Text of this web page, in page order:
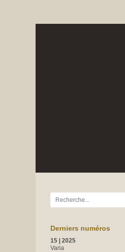
Menu principal
Derniers numéros
15 | 2025
Varia